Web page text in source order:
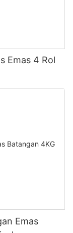
Emas 4 Rol
Emas